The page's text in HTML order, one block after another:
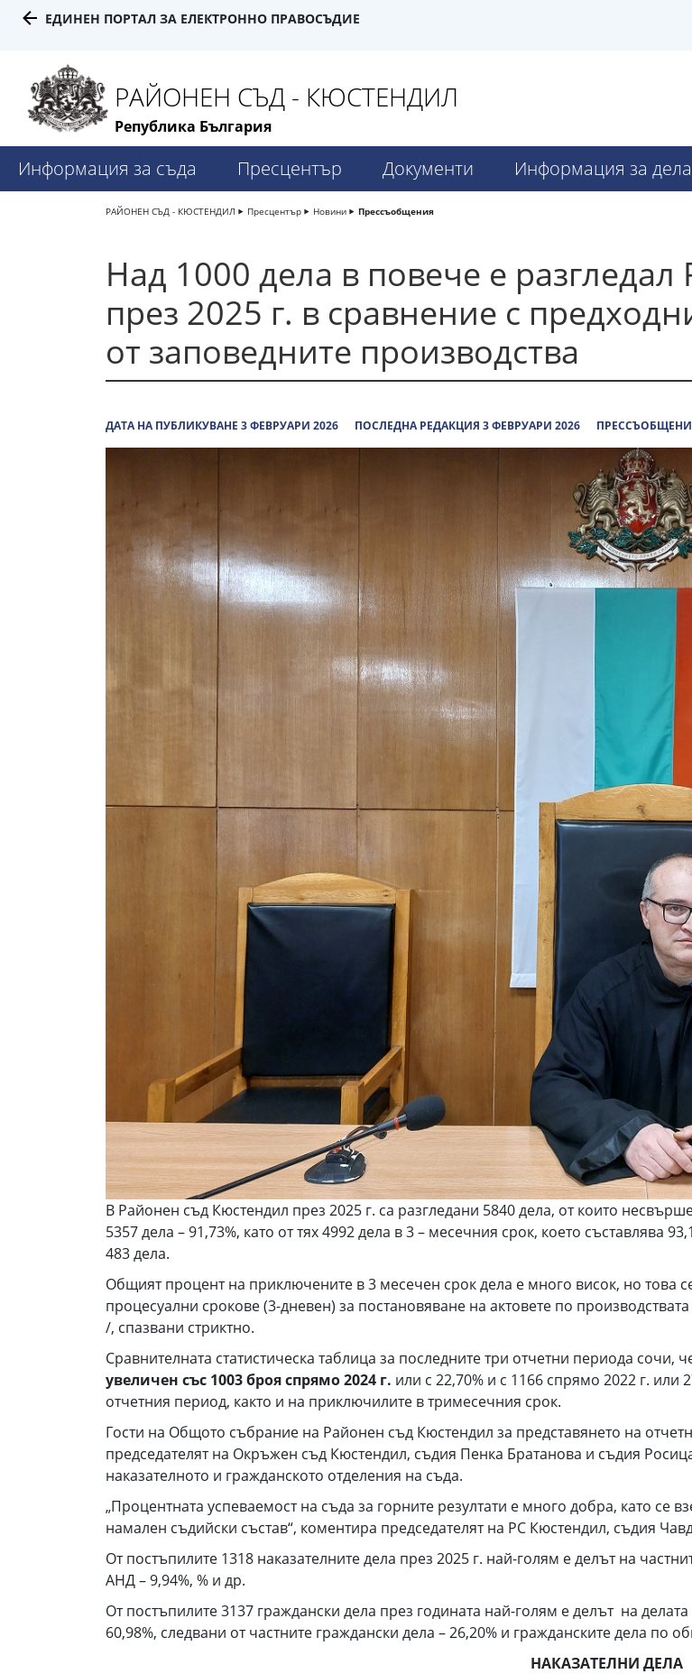
ЕДИНЕН ПОРТАЛ ЗА ЕЛЕКТРОННО ПРАВОСЪДИЕ
РАЙОНЕН СЪД - КЮСТЕНДИЛ
Република България
Информация за съда Пресцентър Документи Информация за дела
РАЙОНЕН СЪД - КЮСТЕНДИЛ Пресцентър Новини Прессъобщения
Над 1000 дела в повече е
през 2025 г. в сравнение с
от заповедните производства
ДАТА НА ПУБЛИКУВАНЕ 3 ФЕВРУАРИ 2026 ПОСЛЕДНА РЕДАКЦИЯ 3 ФЕВРУАРИ 2026
В Районен съд Кюстендил през 2025 г. са разгледани 5840 дела, от които
5357 дела – 91,73%, като от тях 4992 дела в 3 – месечния срок, което съставлява
483 дела.
Общият процент на приключените в 3 месечен срок дела е много висок, но това
процесуални срокове (3-дневен) за постановяване на актовете по
/, спазвани стриктно.
Сравнителната статистическа таблица за последните три отчетни периода сочи,
увеличен със 1003 броя спрямо 2024 г. или с 22,70% и с 1166 спрямо 2022 г.
отчетния период, както и на приключилите в тримесечния срок.
Гости на Общото събрание на Районен съд Кюстендил за представянето на
председателят на Окръжен съд Кюстендил, съдия Пенка Братанова и съдия
наказателното и гражданското отделения на съда.
„Процентната успеваемост на съда за горните резултати е много добра, като се
намален съдийски състав“, коментира председателят на РС Кюстендил, съдия
От постъпилите 1318 наказателните дела през 2025 г. най-голям е делът на
АНД – 9,94%, % и др.
От постъпилите 3137 граждански дела през годината най-голям е делът на
60,98%, следвани от частните граждански дела – 26,20% и гражданските дела по
НАКАЗАТЕЛНИ ДЕЛА